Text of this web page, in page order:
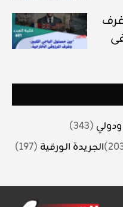
(343)
الجريدة الورقية (197)